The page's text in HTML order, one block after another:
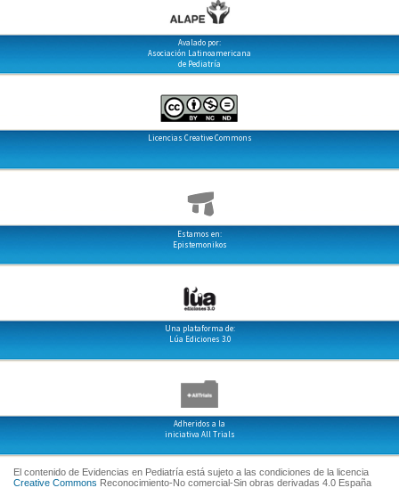
Avalado por:
Asociación Latinoamericana
de Pediatría
Licencias Creative Commons
Estamos en:
Epistemonikos
Una plataforma de:
Lúa Ediciones 3.0
Adheridos a la
iniciativa All Trials
El contenido de Evidencias en Pediatría está sujeto a las condiciones de la licencia
Creative Commons Reconocimiento-No comercial-Sin obras derivadas 4.0 España